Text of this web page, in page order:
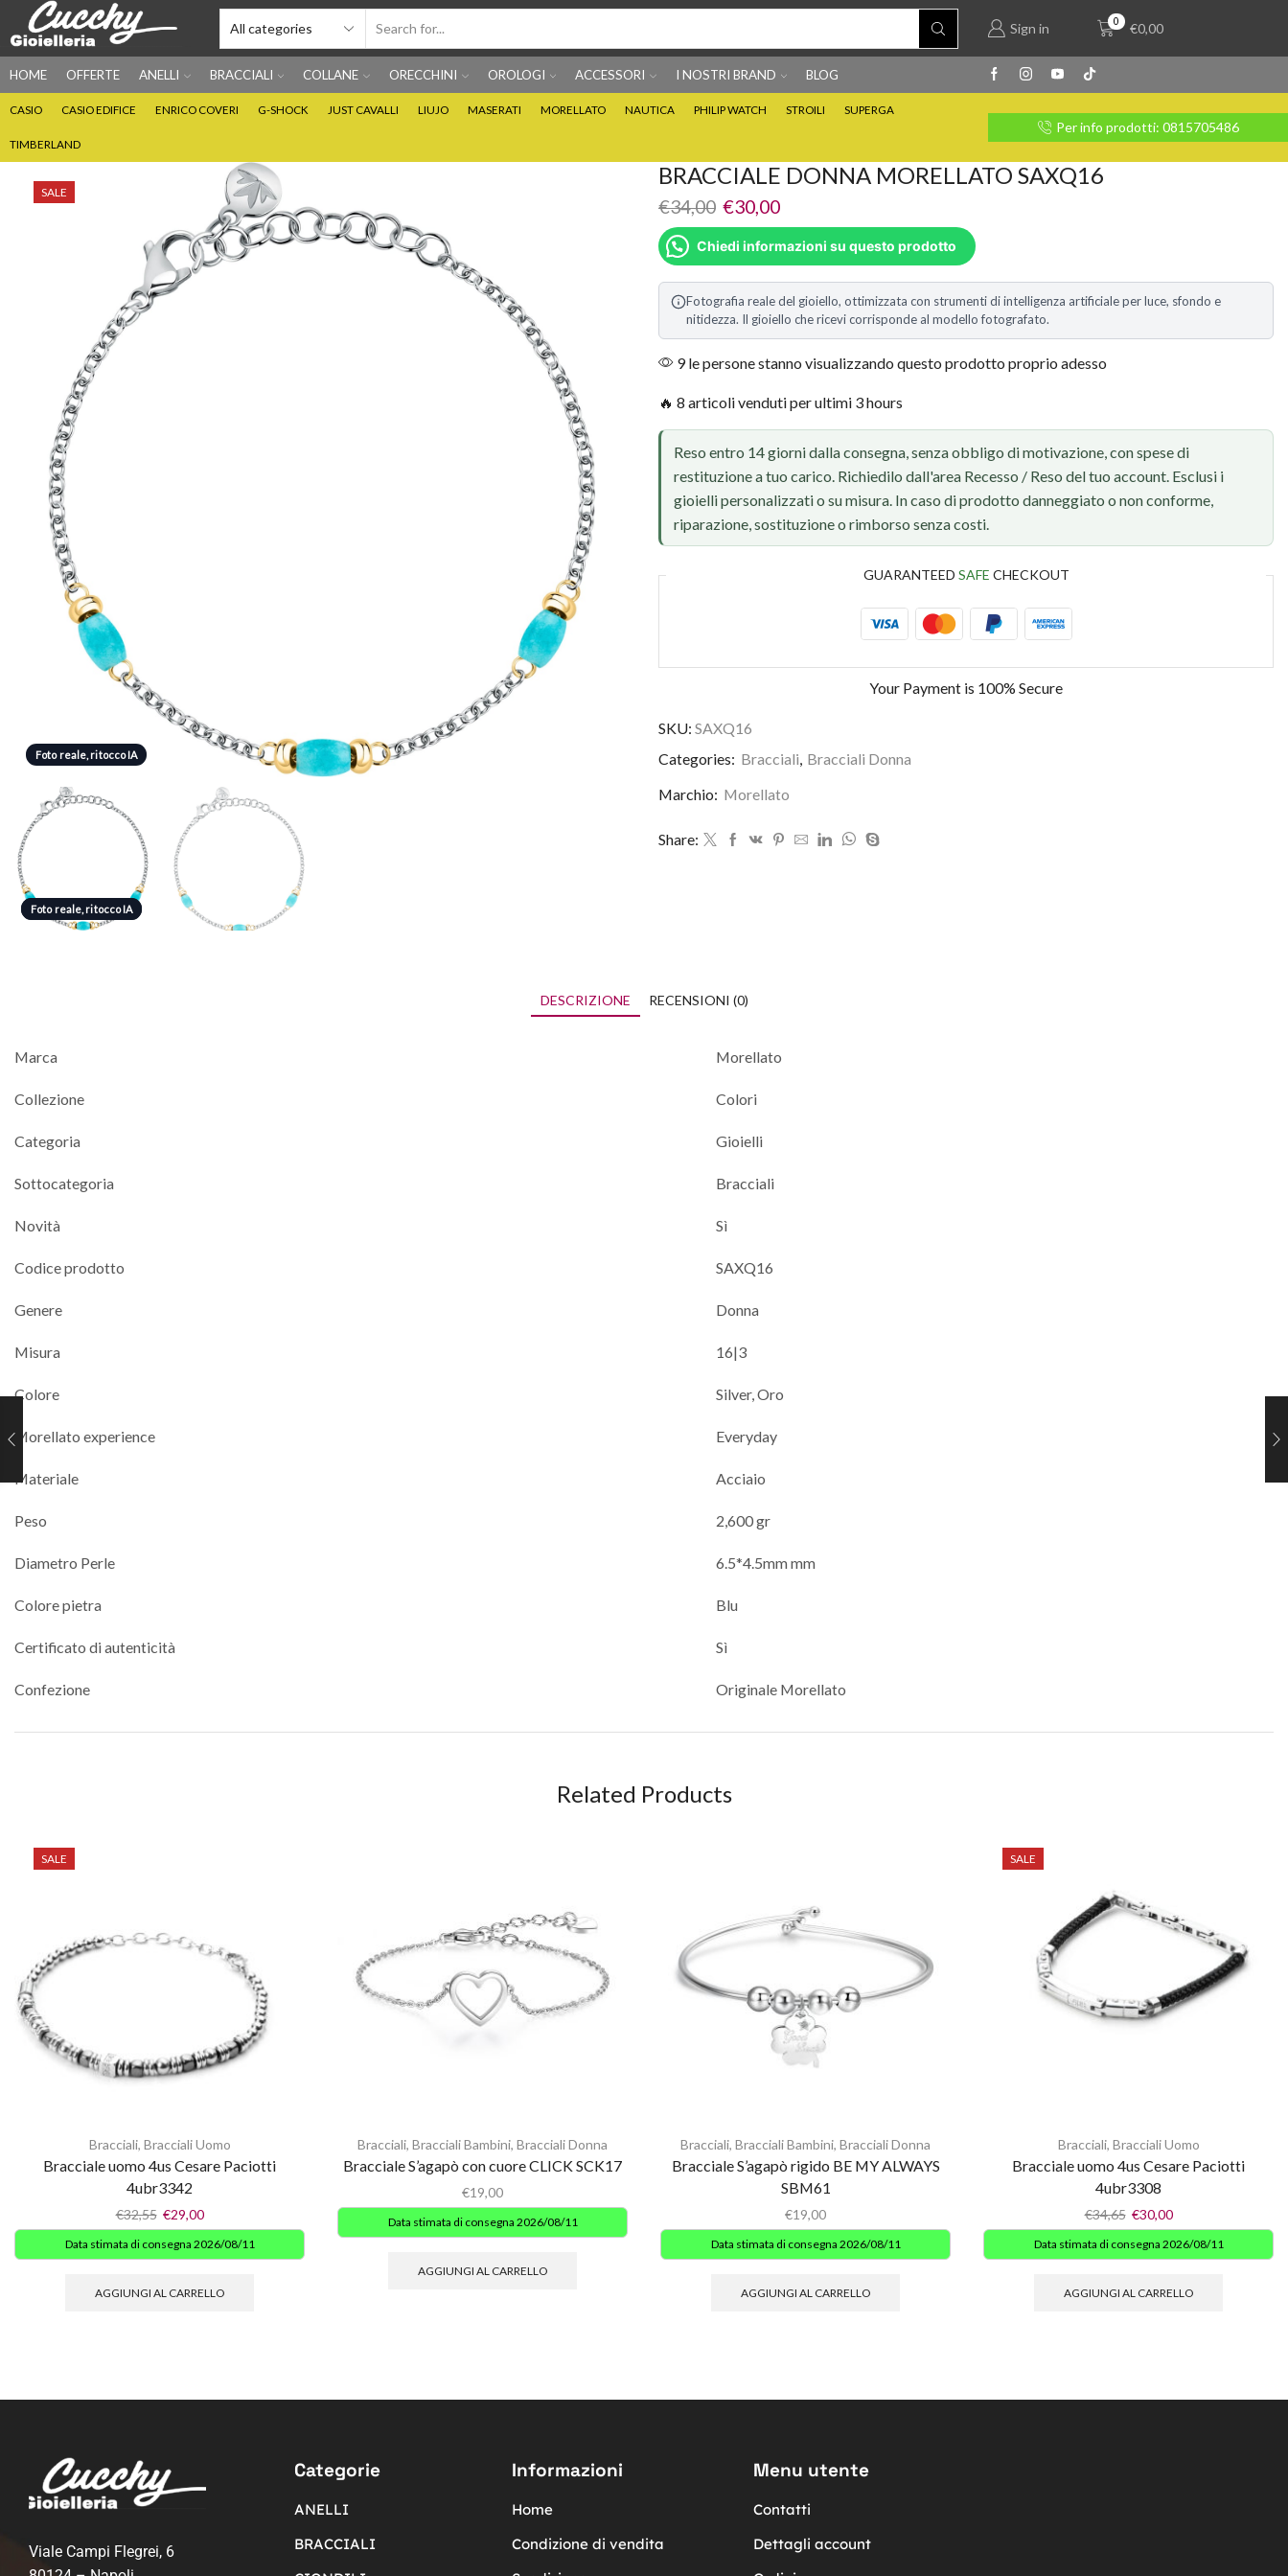
Sign in 0 €0,00
HOME OFFERTE ANELLI BRACCIALI COLLANE ORECCHINI OROLOGI ACCESSORI I NOSTRI BRAND BLOG
CASIO CASIO EDIFICE ENRICO COVERI G-SHOCK JUST CAVALLI LIUJO MASERATI MORELLATO NAUTICA PHILIP WATCH STROILI SUPERGA
TIMBERLAND
Per info prodotti: 0815705486
SALE
Foto reale, ritocco IA Foto reale, ritocco IA
Foto reale, ritocco IA
Foto reale, ritocco IA
BRACCIALE DONNA MORELLATO SAXQ16
€34,00 €30,00
Chiedi informazioni su questo prodotto
Fotografia reale del gioiello, ottimizzata con strumenti di intelligenza artificiale per luce, sfondo e
nitidezza. Il gioiello che ricevi corrisponde al modello fotografato.
9 le persone stanno visualizzando questo prodotto proprio adesso
🔥 8 articoli venduti per ultimi 3 hours
Reso entro 14 giorni dalla consegna, senza obbligo di motivazione, con spese di
restituzione a tuo carico. Richiedilo dall'area Recesso / Reso del tuo account. Esclusi i
gioielli personalizzati o su misura. In caso di prodotto danneggiato o non conforme,
riparazione, sostituzione o rimborso senza costi.
GUARANTEED SAFE CHECKOUT
Your Payment is 100% Secure
SKU: SAXQ16
Categories: Bracciali, Bracciali Donna
Marchio: Morellato
Share:
DESCRIZIONE RECENSIONI (0)
Marca Morellato
Collezione Colori
Categoria Gioielli
Sottocategoria Bracciali
Novità Sì
Codice prodotto SAXQ16
Genere Donna
Misura 16|3
Colore Silver, Oro
Morellato experience Everyday
Materiale Acciaio
Peso 2,600 gr
Diametro Perle 6.5*4.5mm mm
Colore pietra Blu
Certificato di autenticità Sì
Confezione Originale Morellato
Related Products
SALE
Bracciali, Bracciali Uomo
Bracciale uomo 4us Cesare Paciotti
4ubr3342
€32,55 €29,00
Data stimata di consegna 2026/08/11
AGGIUNGI AL CARRELLO
Bracciali, Bracciali Bambini, Bracciali Donna
Bracciale S’agapò con cuore CLICK SCK17
€19,00
Data stimata di consegna 2026/08/11
AGGIUNGI AL CARRELLO
Bracciali, Bracciali Bambini, Bracciali Donna
Bracciale S’agapò rigido BE MY ALWAYS
SBM61
€19,00
Data stimata di consegna 2026/08/11
AGGIUNGI AL CARRELLO
SALE
Bracciali, Bracciali Uomo
Bracciale uomo 4us Cesare Paciotti
4ubr3308
€34,65 €30,00
Data stimata di consegna 2026/08/11
AGGIUNGI AL CARRELLO
Viale Campi Flegrei, 6
Categorie
ANELLI
BRACCIALI
Informazioni
Home
Condizione di vendita
Menu utente
Contatti
Dettagli account